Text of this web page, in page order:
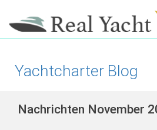
Yachtcharter Blog
Nachrichten November